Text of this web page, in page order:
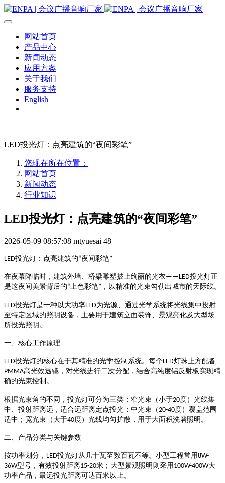
网站首页
产品中心
新闻动态
应用方案
关于我们
服务支持
English
LED投光灯：点亮建筑的“夜间彩笔”
您现在所在位置：
网站首页
新闻动态
行业知识
LED投光灯：点亮建筑的“夜间彩笔”
2026-05-09 08:57:08 mtyuesai 48
LED投光灯：点亮建筑的“夜间彩笔”
在夜幕降临时，建筑外墙、桥梁雕塑披上绚丽的光衣——LED投光灯正
是这夜间美景背后的“ 上色彩笔” ，以精准的光束勾勒出城市的天际线。
LED投光灯是一种以大功率LED为光源、通过光学系统将光线集中投射
至特定区域的照明设备，主要用于建筑立面装饰、景观亮化及大型场
所投光照明 。
一、核心工作原理
LED投光灯的核心在于其精准的光学控制系统。每个LED灯珠上方配备
PMMA高光效透镜，对光线进行二次分配，结合高纯度铝反射板实现精
确的光束控制 。
根据光束角的不同，投光灯可分为三类： 窄光束 （小于20度）光线集
中、投射距离远，适合远距离定点投光； 中光束 （20-40度）覆盖范围
适中； 宽光束 （大于40度）光线均匀扩散，用于大面积洗墙照明 。
二、产品分类与关键参数
按功率划分， LED投光灯从几十瓦至数百瓦不等。小型工程常用8W-
36W型号，有效投射距离15-20米；大型景观照明则采用 100W-400W大
功率产品，最远投光距离可达百米以上。